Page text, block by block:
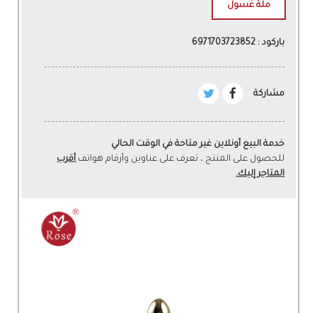
ملة غسول
باركود : 6971703723852
مشاركة
خدمة البيع أونلاين غير متاحة في الوقت الحالي
للحصول على المنتج ، تعرف على عناوين وأرقام هواتفأقرب
المتاجر إليك.